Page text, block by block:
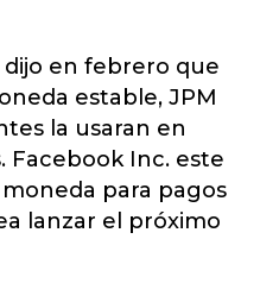
dijo en febrero que
estable, JPM
la usaran en
Facebook Inc. este
para pagos
lanzar el próximo